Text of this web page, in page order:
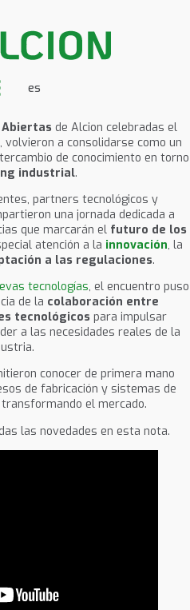
es
de Alcion celebradas el
volvieron a consolidarse como un
de conocimiento en torno
industrial.
partners tecnológicos y
una jornada dedicada a
que marcarán el futuro de los
atención a la innovación, la
a las regulaciones.
tecnologías, el encuentro puso
de la colaboración entre
tecnológicos para impulsar
a las necesidades reales de la
conocer de primera mano
de fabricación y sistemas de
el mercado.
las novedades en esta nota.